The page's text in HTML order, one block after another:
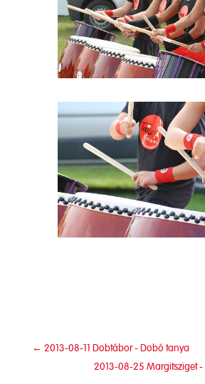
← 2013-08-11 Dobtábor - Dobó tanya
2013-08-25 Margitsziget